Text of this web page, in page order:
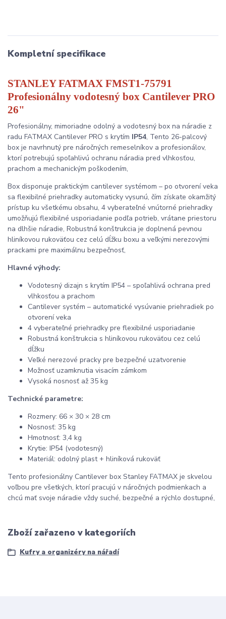
Kompletní specifikace
STANLEY FATMAX FMST1-75791
Profesionálny vodotesný box Cantilever PRO
26"
Profesionálny, mimoriadne odolný a vodotesný box na náradie z
radu FATMAX Cantilever PRO s krytím IP54, Tento 26-palcový
box je navrhnutý pre náročných remeselníkov a profesionálov,
ktorí potrebujú spoľahlivú ochranu náradia pred vlhkosťou,
prachom a mechanickým poškodením,
Box disponuje praktickým cantilever systémom – po otvorení veka
sa flexibilné priehradky automaticky vysunú, čím získate okamžitý
prístup ku všetkému obsahu, 4 vyberateľné vnútorné priehradky
umožňujú flexibilné usporiadanie podľa potrieb, vrátane priestoru
na dlhšie náradie, Robustná konštrukcia je doplnená pevnou
hliníkovou rukoväťou cez celú dĺžku boxu a veľkými nerezovými
prackami pre maximálnu bezpečnosť,
Hlavné výhody:
Vodotesný dizajn s krytím IP54 – spoľahlivá ochrana pred
vlhkosťou a prachom
Cantilever systém – automatické vysúvanie priehradiek po
otvorení veka
4 vyberateľné priehradky pre flexibilné usporiadanie
Robustná konštrukcia s hliníkovou rukoväťou cez celú
dĺžku
Veľké nerezové pracky pre bezpečné uzatvorenie
Možnosť uzamknutia visacím zámkom
Vysoká nosnosť až 35 kg
Technické parametre:
Rozmery: 66 × 30 × 28 cm
Nosnosť: 35 kg
Hmotnosť: 3,4 kg
Krytie: IP54 (vodotesný)
Materiál: odolný plast + hliníková rukoväť
Tento profesionálny Cantilever box Stanley FATMAX je skvelou
voľbou pre všetkých, ktorí pracujú v náročných podmienkach a
chcú mať svoje náradie vždy suché, bezpečné a rýchlo dostupné,
Zboží zařazeno v kategoriích
Kufry a organizéry na nářadí